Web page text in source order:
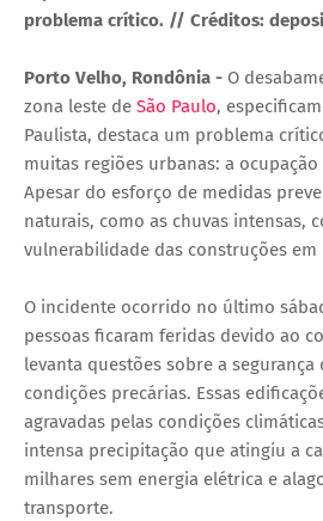
problema crítico. // Créditos:
Porto Velho, Rondônia - O
zona leste de São Paulo,
Paulista, destaca um problema
muitas regiões urbanas: a
Apesar do esforço de medidas
naturais, como as chuvas intensas,
vulnerabilidade das construções
O incidente ocorrido no último
pessoas ficaram feridas devido ao
levanta questões sobre a segurança
condições precárias. Essas
agravadas pelas condições
intensa precipitação que atingiu a
milhares sem energia elétrica e
transporte.